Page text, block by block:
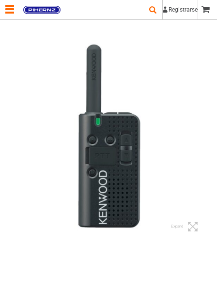
Registrarse
Expand